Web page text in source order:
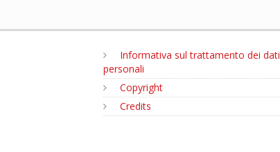
Informativa sul trattamento dei dati
personali
Copyright
Credits